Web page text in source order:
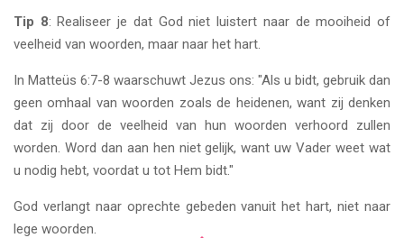
Tip 8: Realiseer je dat God niet luistert naar de mooiheid of
veelheid van woorden, maar naar het hart.
In Matteüs 6:7-8 waarschuwt Jezus ons: "Als u bidt, gebruik dan
geen omhaal van woorden zoals de heidenen, want zij denken
dat zij door de veelheid van hun woorden verhoord zullen
worden. Word dan aan hen niet gelijk, want uw Vader weet wat
u nodig hebt, voordat u tot Hem bidt."
God verlangt naar oprechte gebeden vanuit het hart, niet naar
lege woorden.